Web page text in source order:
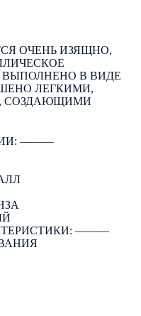
ОЧЕНЬ ИЗЯЩНО,
В ВИДЕ
ЛЕГКИМИ,
СОЗДАЮЩИМИ
―――
―――